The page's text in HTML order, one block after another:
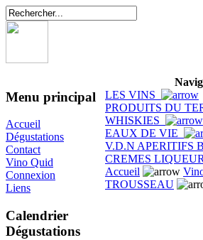
Menu principal
Accueil
Dégustations
Contact
Vino Quid
Connexion
Liens
Calendrier
Dégustations
LES VINS
PRODUITS DU
WHISKIES
EAUX DE VIE
V.D.N APERITIFS
CREMES
Accueil
TROUSSEAU